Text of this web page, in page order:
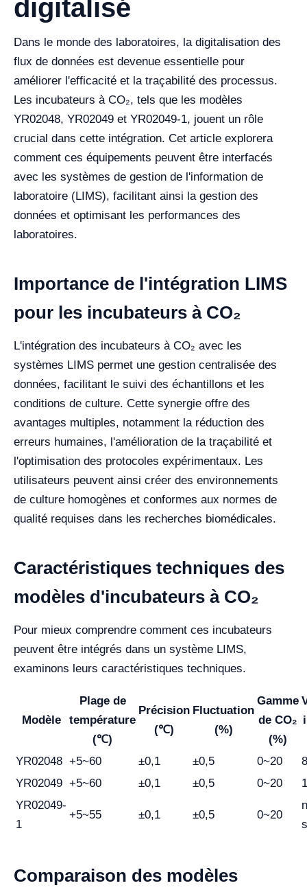
digitalisé
Dans le monde des laboratoires, la digitalisation des
flux de données est devenue essentielle pour
améliorer l'efficacité et la traçabilité des processus.
Les incubateurs à CO₂, tels que les modèles
YR02048, YR02049 et YR02049-1, jouent un rôle
crucial dans cette intégration. Cet article explorera
comment ces équipements peuvent être interfacés
avec les systèmes de gestion de l'information de
laboratoire (LIMS), facilitant ainsi la gestion des
données et optimisant les performances des
laboratoires.
Importance de l'intégration LIMS
pour les incubateurs à CO₂
L'intégration des incubateurs à CO₂ avec les
systèmes LIMS permet une gestion centralisée des
données, facilitant le suivi des échantillons et les
conditions de culture. Cette synergie offre des
avantages multiples, notamment la réduction des
erreurs humaines, l'amélioration de la traçabilité et
l'optimisation des protocoles expérimentaux. Les
utilisateurs peuvent ainsi créer des environnements
de culture homogènes et conformes aux normes de
qualité requises dans les recherches biomédicales.
Caractéristiques techniques des
modèles d'incubateurs à CO₂
Pour mieux comprendre comment ces incubateurs
peuvent être intégrés dans un système LIMS,
examinons leurs caractéristiques techniques.
Modèle
Plage de
température
(℃)
Précision
(℃)
Fluctuation
(%)
Gamme
de CO₂
(%)
YR02048 +5~60 ±0,1 ±0,5 0~20
YR02049 +5~60 ±0,1 ±0,5 0~20
YR02049-
1
+5~55 ±0,1 ±0,5 0~20
Comparaison des modèles